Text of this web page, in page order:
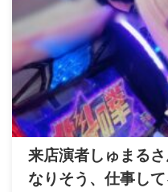
来店演者しゅまる
なりそう、仕事し